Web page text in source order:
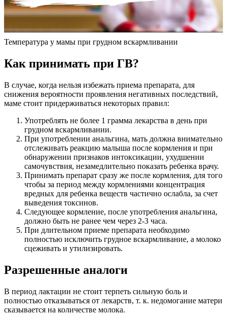
Температура у мамы при грудном вскармливании
Как принимать при ГВ?
В случае, когда нельзя избежать приема препарата, для
снижения вероятности проявления негативных последствий,
маме стоит придерживаться некоторых правил:
Употреблять не более 1 грамма лекарства в день при
грудном вскармливании.
При употреблении анальгина, мать должна внимательно
отслеживать реакцию малыша после кормления и при
обнаружении признаков интоксикации, ухудшении
самочувствия, незамедлительно показать ребенка врачу.
Принимать препарат сразу же после кормления, для того
чтобы за период между кормлениями концентрация
вредных для ребенка веществ частично ослабла, за счет
выведения токсинов.
Следующее кормление, после употребления анальгина,
должно быть не ранее чем через 2-3 часа.
При длительном приеме препарата необходимо
полностью исключить грудное вскармливание, а молоко
сцеживать и утилизировать.
Разрешенные аналоги
В период лактации не стоит терпеть сильную боль и
полностью отказываться от лекарств, т. к. недомогание матери
сказывается на количестве молока.